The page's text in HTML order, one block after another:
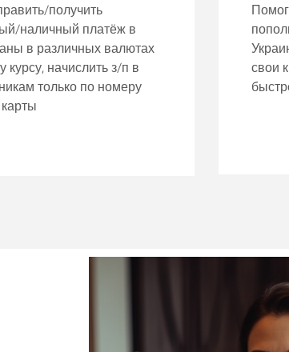
получить
наличный платёж в
в различных валютах
курсу, начислить з/п в
только по номеру
свои